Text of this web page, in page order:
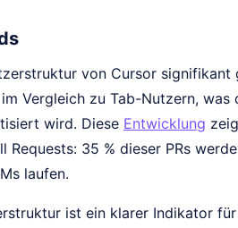
von Cursor signifikant
Vergleich zu Tab-Nutzern,
wird. Diese Entwicklung
Requests: 35 % dieser PRs
laufen.
ist ein klarer Indikator